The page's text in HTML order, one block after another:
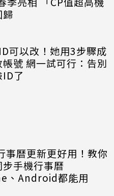
歸
可以改！她用3步驟成
號 網一試可行：告別
了
事曆更新更好用！教你
手機行事曆
、Android都能用